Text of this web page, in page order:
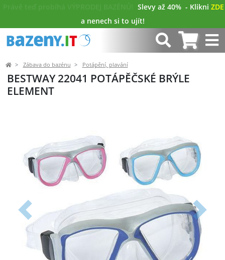
Slevy až 40% - Klikni ZDE
a nenech si to ujít!
Zábava do bazénu Potápění, plavání
BESTWAY 22041 POTÁPĚČSKÉ BRÝLE
ELEMENT
Předchozí Další